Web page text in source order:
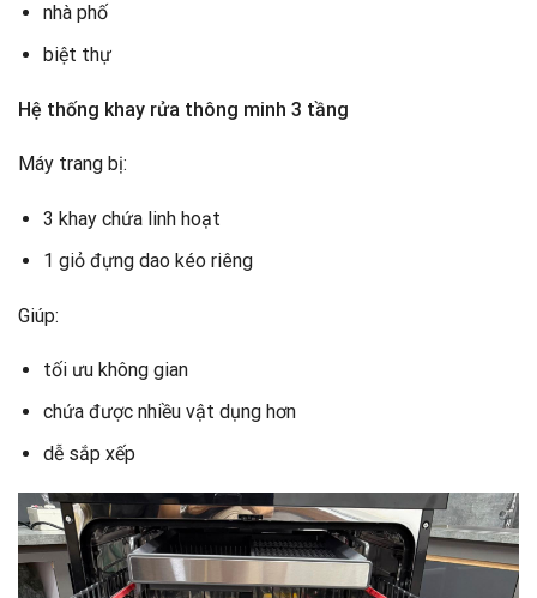
nhà phố
biệt thự
Hệ thống khay rửa thông minh 3 tầng
Máy trang bị:
3 khay chứa linh hoạt
1 giỏ đựng dao kéo riêng
Giúp:
tối ưu không gian
chứa được nhiều vật dụng hơn
dễ sắp xếp